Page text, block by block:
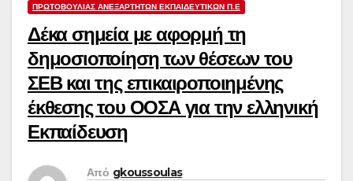
ΠΡΩΤΟΒΟΥΛΊΑΣ ΑΝΕΞΆΡΤΗΤΩΝ ΕΚΠΑΙΔΕΥΤΙΚΏΝ Π.Ε
Δέκα σημεία με αφορμή τη
δημοσιοποίηση των θέσεων του
ΣΕΒ και της επικαιροποιημένης
έκθεσης του ΟΟΣΑ για την ελληνική
Εκπαίδευση
Από gkoussoulas